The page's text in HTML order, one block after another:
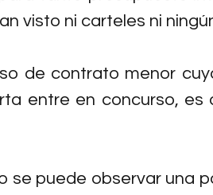
visto ni carteles ni
de contrato menor
entre en concurso, es
se puede observar una